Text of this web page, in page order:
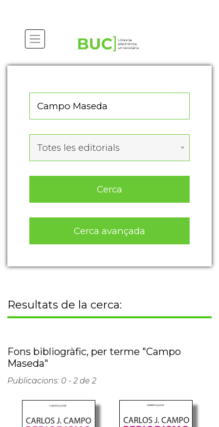
Totes les editorials
Cerca
Cerca avançada
Resultats de la cerca:
Fons bibliogràfic, per terme "Campo
Maseda"
Publicacions: 0 - 2 de 2